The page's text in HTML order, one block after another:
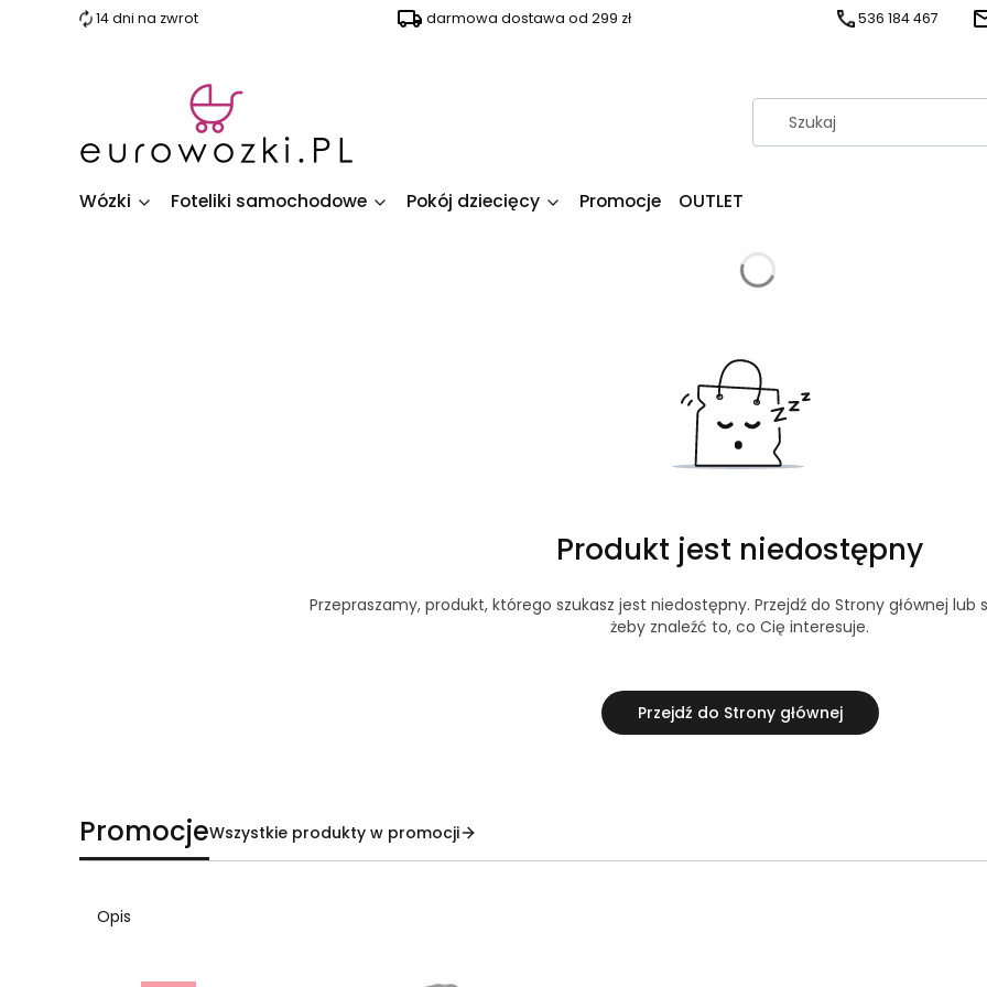
14 dni na zwrot darmowa dostawa od 299 zł 536 184 467
Wózki Foteliki samochodowe Pokój dziecięcy Promocje OUTLET
Produkt jest niedostępny
Przepraszamy, produkt, którego szukasz jest niedostępny. Przejdź do Strony głównej lub
żeby znaleźć to, co Cię interesuje.
Przejdź do Strony głównej
PromocjeWszystkie produkty w promocji
Opis